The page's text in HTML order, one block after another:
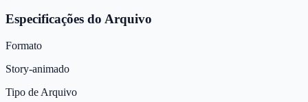
Especificações do Arquivo
Formato
Story-animado
Tipo de Arquivo